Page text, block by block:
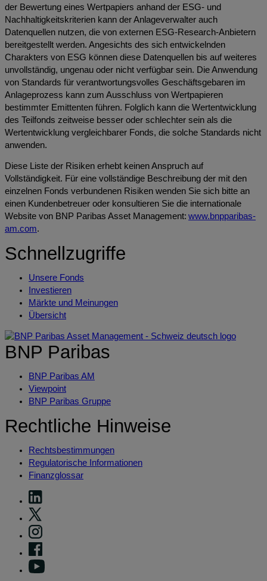
der Bewertung eines Wertpapiers anhand der ESG- und
Nachhaltigkeitskriterien kann der Anlageverwalter auch
Datenquellen nutzen, die von externen ESG-Research-Anbietern
bereitgestellt werden. Angesichts des sich entwickelnden
Charakters von ESG können diese Datenquellen bis auf weiteres
unvollständig, ungenau oder nicht verfügbar sein. Die Anwendung
von Standards für verantwortungsvolles Geschäftsgebaren im
Anlageprozess kann zum Ausschluss von Wertpapieren
bestimmter Emittenten führen. Folglich kann die Wertentwicklung
des Teilfonds zeitweise besser oder schlechter sein als die
Wertentwicklung vergleichbarer Fonds, die solche Standards nicht
anwenden.
Diese Liste der Risiken erhebt keinen Anspruch auf
Vollständigkeit. Für eine vollständige Beschreibung der mit den
einzelnen Fonds verbundenen Risiken wenden Sie sich bitte an
einen Kundenbetreuer oder konsultieren Sie die internationale
Website von BNP Paribas Asset Management: www.bnpparibas-
am.com.
Schnellzugriffe
Unsere Fonds
Investieren
Märkte und Meinungen
Übersicht
BNP Paribas
BNP Paribas AM
Viewpoint
BNP Paribas Gruppe
Rechtliche Hinweise
Rechtsbestimmungen
Regulatorische Informationen
Finanzglossar